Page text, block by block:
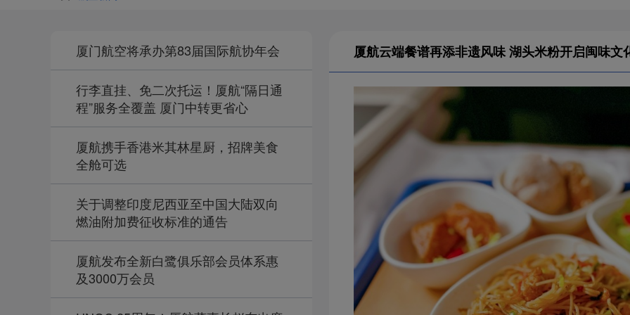
厦门航空将承办第83届国际航协年会
行李直挂、免二次托运！厦航“隔日通
程”服务全覆盖 厦门中转更省心
厦航携手香港米其林星厨，招牌美食
全舱可选
关于调整印度尼西亚至中国大陆双向
燃油附加费征收标准的通告
厦航发布全新白鹭俱乐部会员体系惠
及3000万会员
厦航云端餐谱再添非遗风味 湖头米粉开启闽味文